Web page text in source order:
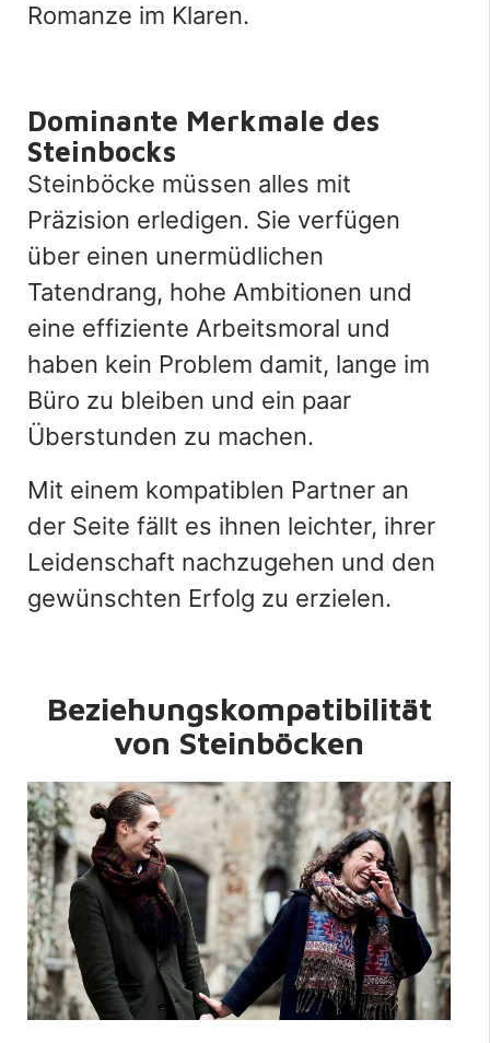
Romanze im Klaren.
Dominante Merkmale des
Steinbocks
Steinböcke müssen alles mit
Präzision erledigen. Sie verfügen
über einen unermüdlichen
Tatendrang, hohe Ambitionen und
eine effiziente Arbeitsmoral und
haben kein Problem damit, lange im
Büro zu bleiben und ein paar
Überstunden zu machen.
Mit einem kompatiblen Partner an
der Seite fällt es ihnen leichter, ihrer
Leidenschaft nachzugehen und den
gewünschten Erfolg zu erzielen.
Beziehungskompatibilität
von Steinböcken